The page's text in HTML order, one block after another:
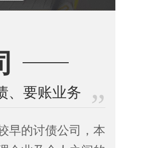
、要账业务
早的讨债公司，本